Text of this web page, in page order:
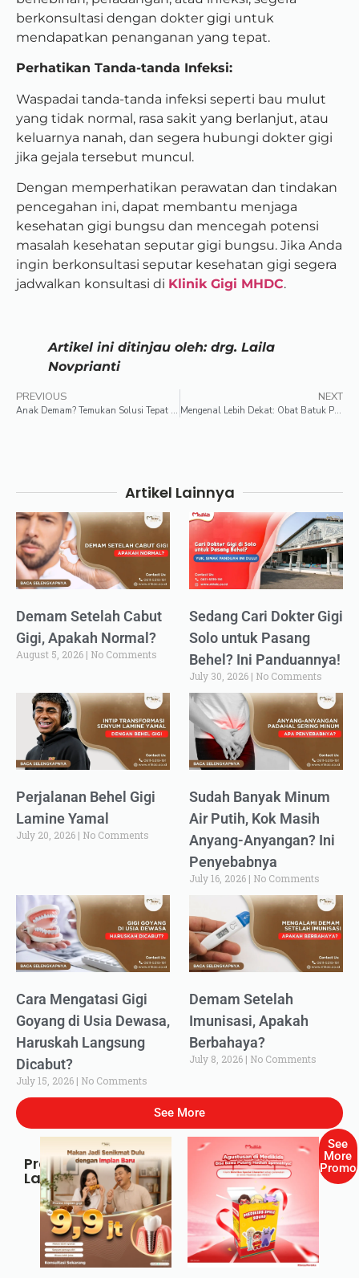
berkonsultasi dengan dokter gigi untuk
mendapatkan penanganan yang tepat.
Perhatikan Tanda-tanda Infeksi:
Waspadai tanda-tanda infeksi seperti bau mulut
yang tidak normal, rasa sakit yang berlanjut, atau
keluarnya nanah, dan segera hubungi dokter gigi
jika gejala tersebut muncul.
Dengan memperhatikan perawatan dan tindakan
pencegahan ini, dapat membantu menjaga
kesehatan gigi bungsu dan mencegah potensi
masalah kesehatan seputar gigi bungsu. Jika Anda
ingin berkonsultasi seputar kesehatan gigi segera
jadwalkan konsultasi di Klinik Gigi MHDC.
Artikel ini ditinjau oleh: drg. Laila
Novprianti
PREVIOUS
Anak Demam? Temukan Solusi Tepat dengan Pemilihan Obat yang Bijak
NEXT
Mengenal Lebih Dekat: Obat Batuk Pilek Anak
Artikel Lainnya
Demam Setelah Cabut
Gigi, Apakah Normal?
August 5, 2026 No Comments
Sedang Cari Dokter Gigi
Solo untuk Pasang
Behel? Ini Panduannya!
July 30, 2026 No Comments
Perjalanan Behel Gigi
Lamine Yamal
July 20, 2026 No Comments
Sudah Banyak Minum
Air Putih, Kok Masih
Anyang-Anyangan? Ini
Penyebabnya
July 16, 2026 No Comments
Cara Mengatasi Gigi
Goyang di Usia Dewasa,
Haruskah Langsung
Dicabut?
July 15, 2026 No Comments
Demam Setelah
Imunisasi, Apakah
Berbahaya?
July 8, 2026 No Comments
See More
Promo
Lainnya
See
More
Promo